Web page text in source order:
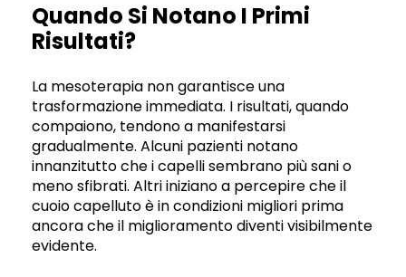
Quando Si Notano I Primi
Risultati?
La mesoterapia non garantisce una
trasformazione immediata. I risultati, quando
compaiono, tendono a manifestarsi
gradualmente. Alcuni pazienti notano
innanzitutto che i capelli sembrano più sani o
meno sfibrati. Altri iniziano a percepire che il
cuoio capelluto è in condizioni migliori prima
ancora che il miglioramento diventi visibilmente
evidente.